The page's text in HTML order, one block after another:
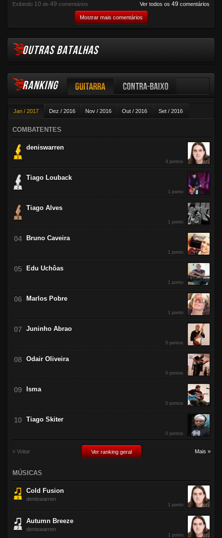
Exibindo 10 de 49 comentários
Mostrar mais comentários
Ver todos os 49 comentários
OUTRAS BATALHAS
RANKING
Jan / 2017 Dez / 2016 Nov / 2016 Out / 2016 Set / 2016
Ago / 2016 Jul / 2016
Guitarra Contra-baixo
COMBATENTES
deniswarren
4 pontos
Tiago Louback
1 ponto
Tiago Alves
1 ponto
Bruno Caveira
1 ponto
Edu Uchôas
1 ponto
Marlos Pobre
1 ponto
Juninho Abrao
0 pontos
Odair Oliveira
0 pontos
Isma
0 pontos
Tiago Skiter
0 pontos
« Voltar Ver ranking geral Mais »
MÚSICAS
Cold Fusion
deniswarren
1 ponto
Autumn Breeze
deniswarren
1 ponto